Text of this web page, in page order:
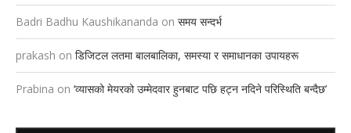
Badri Badhu Kaushikananda on समय सन्दर्भ
prakash on डिजिटल लतमा बालबालिका, समस्या र समाधानका उपायहरू
Prabina on ‘व्यासको मेयरको उम्मेदवार हुनबाट पछि हट्न नदिने परिस्थिति बन्दैछ’